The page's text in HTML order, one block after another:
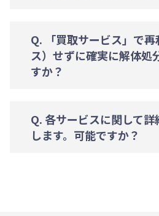
Q. 「買取サービス」で
ス）せずに確実に解体処
すか？
Q. 各サービスに関して
します。可能ですか？